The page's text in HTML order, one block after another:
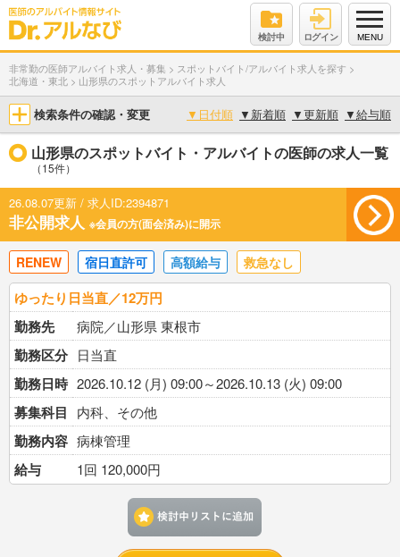
検討中 ログイン MENU
非常勤の医師アルバイト求人・募集 > スポットバイト/アルバイト求人を探す >
北海道・東北 > 山形県のスポットアルバイト求人
検索条件の確認・変更 ▼ 日付順 ▼ 新着順 ▼更新順 ▼給与順
山形県のスポットバイト・アルバイトの医師の求人一覧
（15件）
26.08.07更新 / 求人ID:2394871
非公開求人 ※会員の方(面会済み)に開示
RENEW 宿日直許可 高額給与 救急なし
ゆったり日当直／12万円
勤務先
病院／山形県 東根市
勤務区分 日当直
勤務日時 2026.10.12 (月) 09:00～2026.10.13 (火) 09:00
募集科目 内科、その他
勤務内容 病棟管理
給与 1回 120,000円